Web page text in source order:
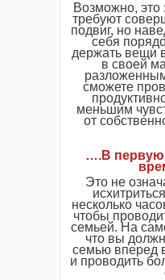
Возможно, это
требуют
подвиг, но
себя
держать вещи
в своей
сможете
меньшим
от
….В первую
Это не
несколько
чтобы
семьей. На
что вы
семью вперед
и проводить